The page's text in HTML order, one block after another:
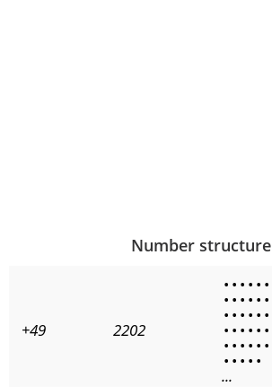
Number structure
+49 2202
• • • • • •
• • • • • •
• • • • • •
• • • • • •
• • • • • •
• • • • •
...